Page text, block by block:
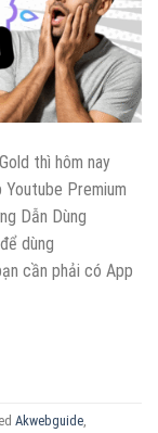
thì hôm nay
Premium
Dẫn Dùng
dùng
cần phải có App
Akwebguide,